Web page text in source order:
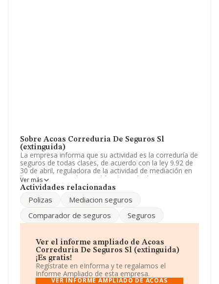
Sobre Acoas Correduria De Seguros Sl
(extinguida)
La empresa informa que su actividad es la correduría de
seguros de todas clases, de acuerdo con la ley 9.92 de
30 de abril, reguladora de la actividad de mediación en
los seguros privados modificada por la disposicion
adicional septima de la ley 30.95, etc. La empresa está
es 'Actividades de agentes y corredores de seguros' con
mercados exteriores.
teniendo en cuenta la información a disposición de
INFORMA, ha contado con un número de empleados
inferior a la media de sector.
Su teléfono es 977241049 y la dirección de correo es
facturas@grupogalilea.com.
Ver más
Actividades relacionadas
Polizas
Mediacion seguros
Comparador de seguros
Seguros
Ver el informe ampliado de Acoas
Correduria De Seguros Sl (extinguida)
¡Es gratis!
Regístrate en eInforma y te regalamos el
Informe Ampliado de esta empresa.
VER INFORME AMPLIADO DE ACOAS